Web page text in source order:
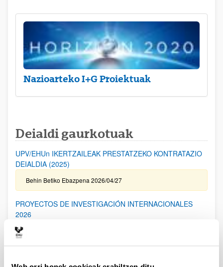
Nazioarteko I+G Proiektuak
Deialdi gaurkotuak
UPV/EHUn IKERTZAILEAK PRESTATZEKO KONTRATAZIO
DEIALDIA (2025)
Behin Betiko Ebazpena 2026/04/27
PROYECTOS DE INVESTIGACIÓN INTERNACIONALES
2026